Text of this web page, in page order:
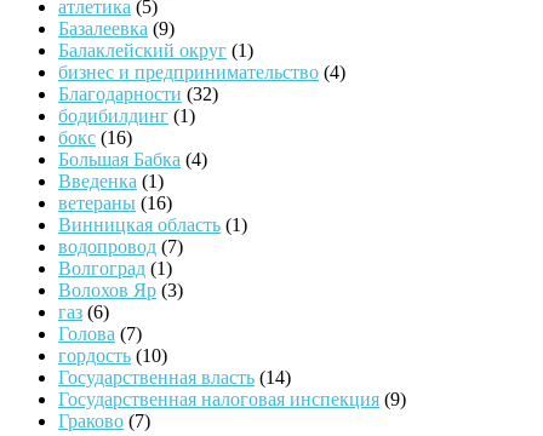
атлетика (5)
Базалеевка (9)
Балаклейский округ (1)
бизнес и предпринимательство (4)
Благодарности (32)
бодибилдинг (1)
бокс (16)
Большая Бабка (4)
Введенка (1)
ветераны (16)
Винницкая область (1)
водопровод (7)
Волгоград (1)
Волохов Яр (3)
газ (6)
Голова (7)
гордость (10)
Государственная власть (14)
Государственная налоговая инспекция (9)
Граково (7)